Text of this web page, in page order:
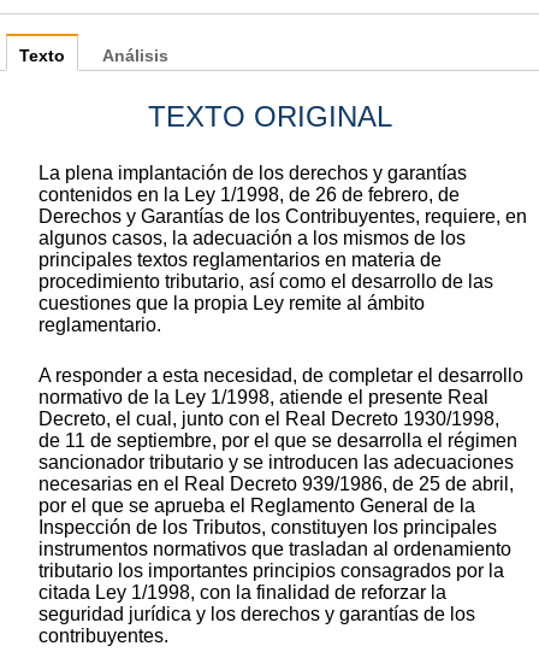
Texto
TEXTO ORIGINAL
La plena implantación de los derechos y garantías
contenidos en la Ley 1/1998, de 26 de febrero, de
Derechos y Garantías de los Contribuyentes, requiere, en
algunos casos, la adecuación a los mismos de los
principales textos reglamentarios en materia de
procedimiento tributario, así como el desarrollo de las
cuestiones que la propia Ley remite al ámbito
reglamentario.
A responder a esta necesidad, de completar el desarrollo
normativo de la Ley 1/1998, atiende el presente Real
Decreto, el cual, junto con el Real Decreto 1930/1998,
de 11 de septiembre, por el que se desarrolla el régimen
sancionador tributario y se introducen las adecuaciones
necesarias en el Real Decreto 939/1986, de 25 de abril,
por el que se aprueba el Reglamento General de la
Inspección de los Tributos, constituyen los principales
instrumentos normativos que trasladan al ordenamiento
tributario los importantes principios consagrados por la
citada Ley 1/1998, con la finalidad de reforzar la
seguridad jurídica y los derechos y garantías de los
contribuyentes.
Análisis